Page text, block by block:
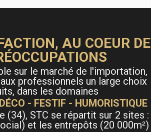
AU COEUR DE
sur le marché de l'importation,
professionnels un large choix
dans les domaines
- FESTIF - HUMORISTIQUE
(34), STC se répartit sur 2 sites :
et les entrepôts (20 000m²)